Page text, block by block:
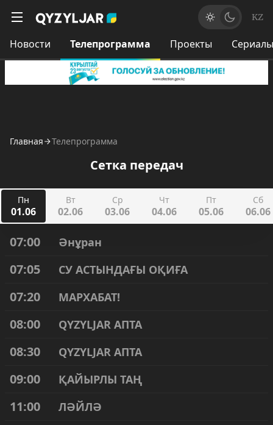
KZ
Новости Телепрограмма Проекты Сериалы
Главная Телепрограмма
Сетка передач
Пн
01.06
Вт
02.06
Ср
03.06
Чт
04.06
Пт
05.06
Сб
06.06
07:00 Әнұран
07:05 СУ АСТЫНДАҒЫ ОҚИҒА
07:20 МАРХАБАТ!
08:00 QYZYLJAR АПТА
08:30 QYZYLJAR АПТА
09:00 ҚАЙЫРЛЫ ТАҢ
11:00 ЛӘЙЛӘ